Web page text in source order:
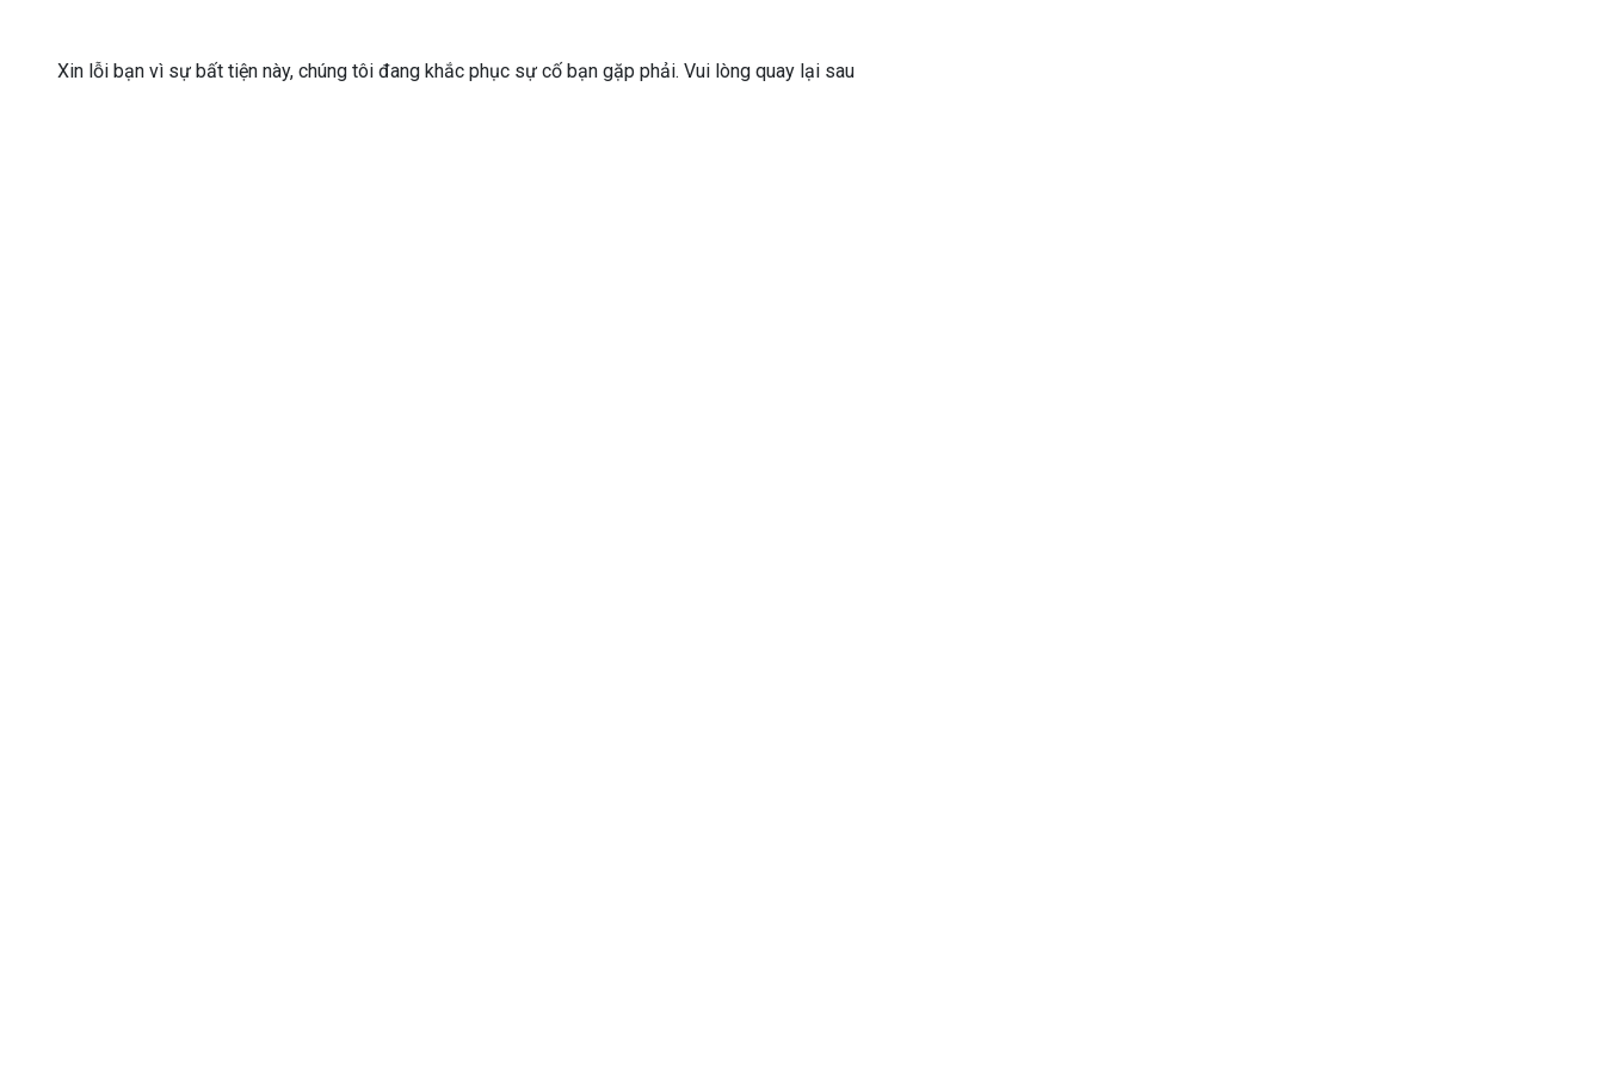
Xin lỗi bạn vì sự bất tiện này, chúng tôi đang khắc phục sự cố bạn gặp phải. Vui lòng quay lại sau